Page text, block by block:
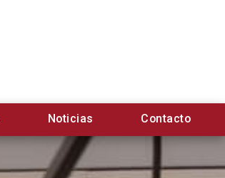
Noticias Contacto